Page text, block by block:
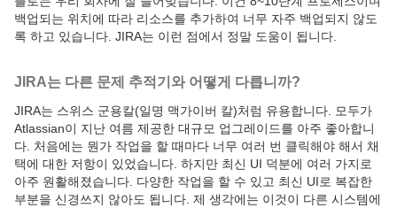
백업되는 위치에 따라 리소스를 추가하여 너무 자주 백업되지 않도
록 하고 있습니다. JIRA는 이런 점에서 정말 도움이 됩니다.
JIRA는 다른 문제 추적기와 어떻게 다릅니까?
JIRA는 스위스 군용칼(일명 맥가이버 칼)처럼 유용합니다. 모두가
Atlassian이 지난 여름 제공한 대규모 업그레이드를 아주 좋아합니
다. 처음에는 뭔가 작업을 할 때마다 너무 여러 번 클릭해야 해서 채
택에 대한 저항이 있었습니다. 하지만 최신 UI 덕분에 여러 가지로
아주 원활해졌습니다. 다양한 작업을 할 수 있고 최신 UI로 복잡한
부분을 신경쓰지 않아도 됩니다. 제 생각에는 이것이 다른 시스템에